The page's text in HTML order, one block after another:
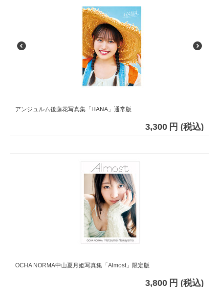
アンジュルム後藤花写真集「HANA」通常版
3,300 円 (税込)
OCHA NORMA中山夏月姫写真集「Almost」限定版
3,800 円 (税込)